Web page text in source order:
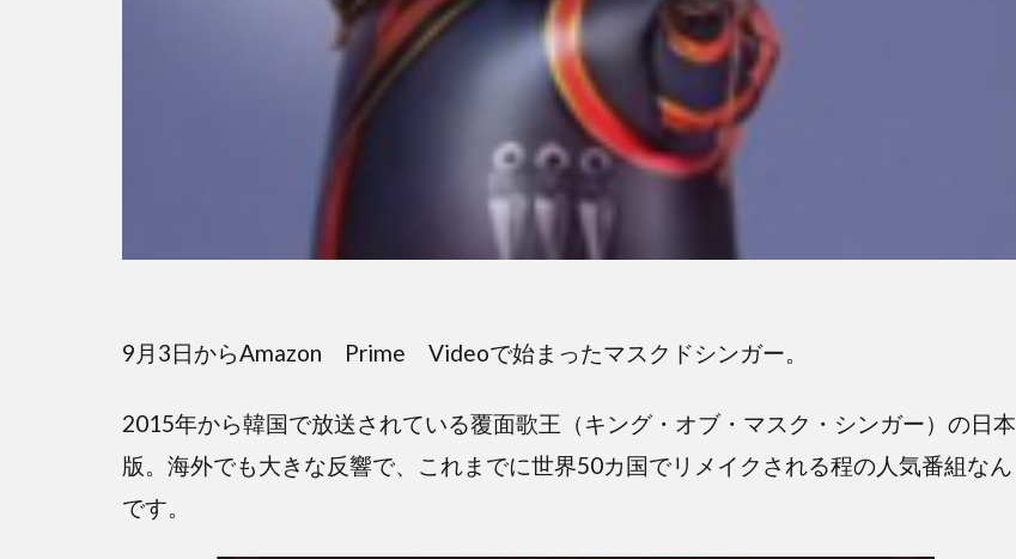
9月3日からAmazon Prime Videoで始まったマスクドシンガー。
2015年から韓国で放送されている覆面歌王（キング・オブ・マスク・シンガー）の日本
版。海外でも大きな反響で、これまでに世界50カ国でリメイクされる程の人気番組なん
です。